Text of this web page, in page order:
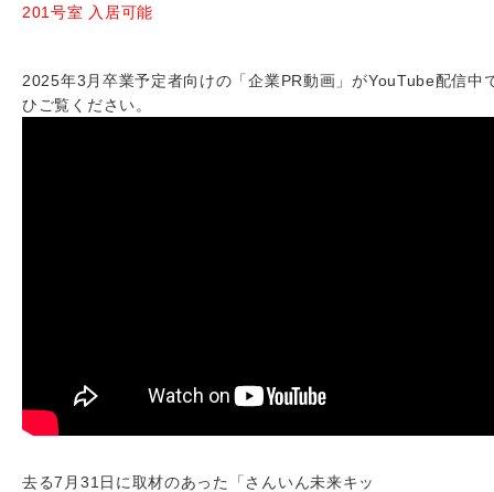
201号室 入居可能
2025年3月卒業予定者向けの「企業PR動画」がYouTube配信中
ひご覧ください。
去る7月31日に取材のあった「さんいん未来キッ